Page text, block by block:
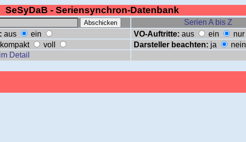
SeSyDaB - Seriensynchron-Datenbank
Serien A bis Z
aus ein VO-Auftritte: aus ein
nur
kompakt voll Darsteller beachten: ja
nein
im Detail